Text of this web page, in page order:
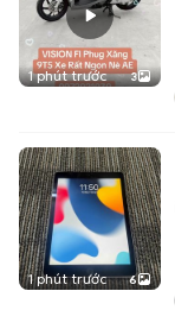
1 phút trước 3
1 phút trước 6